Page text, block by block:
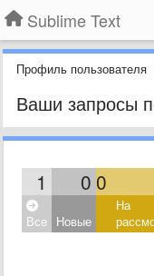
Sublime Text
Профиль пользователя
Ваши запросы
1 0 0
Все Новые
На